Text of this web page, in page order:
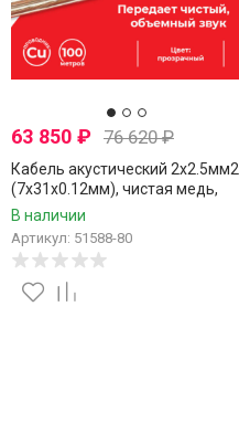
63 850 ₽ 76 620₽
Кабель акустический 2x2.5мм2
(7x31x0.12мм), чистая медь,
пластиковая катушка,
В наличии
Артикул: 51588-80